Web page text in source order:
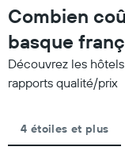
le
graphique,
1
axe
indiquent
prix
moyen
calculé
sur
les
derniers
jours
par
nombre
Combien
basque
Découvrez les
rapports qualité/prix
4 étoiles et plus